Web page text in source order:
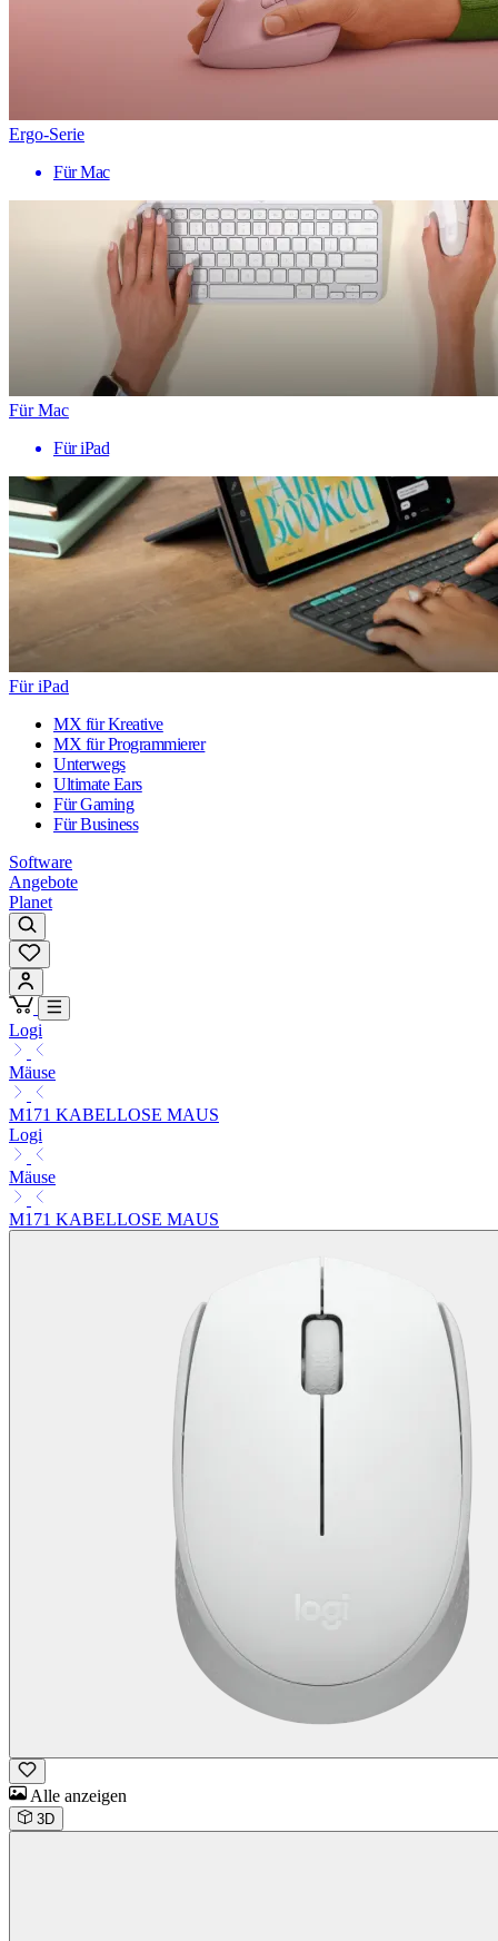
Ergo-Serie
Für Mac
Für Mac
Für iPad
Für iPad
MX für Kreative
MX für Programmierer
Unterwegs
Ultimate Ears
Für Gaming
Für Business
Software
Angebote
Planet
Logi
Mäuse
M171 KABELLOSE MAUS
Logi
Mäuse
M171 KABELLOSE MAUS
Alle anzeigen
3D